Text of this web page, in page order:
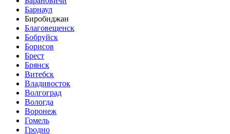
Барнаул
Биробиджан
Благовещенск
Бобруйск
Борисов
Брест
Брянск
Витебск
Владивосток
Волгоград
Вологда
Воронеж
Гомель
Гродно